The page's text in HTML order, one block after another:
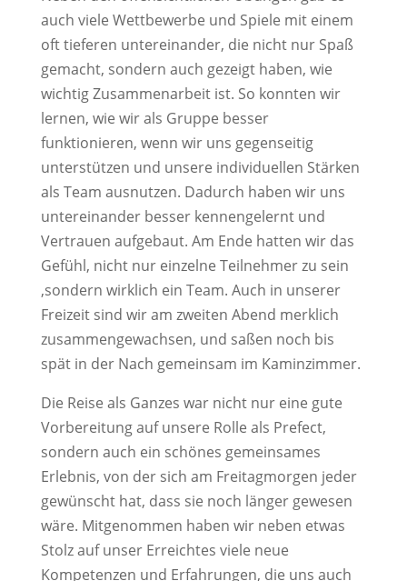
auch viele Wettbewerbe und Spiele mit einem
oft tieferen untereinander, die nicht nur Spaß
gemacht, sondern auch gezeigt haben, wie
wichtig Zusammenarbeit ist. So konnten wir
lernen, wie wir als Gruppe besser
funktionieren, wenn wir uns gegenseitig
unterstützen und unsere individuellen Stärken
als Team ausnutzen. Dadurch haben wir uns
untereinander besser kennengelernt und
Vertrauen aufgebaut. Am Ende hatten wir das
Gefühl, nicht nur einzelne Teilnehmer zu sein
,sondern wirklich ein Team. Auch in unserer
Freizeit sind wir am zweiten Abend merklich
zusammengewachsen, und saßen noch bis
spät in der Nach gemeinsam im Kaminzimmer.
Die Reise als Ganzes war nicht nur eine gute
Vorbereitung auf unsere Rolle als Prefect,
sondern auch ein schönes gemeinsames
Erlebnis, von der sich am Freitagmorgen jeder
gewünscht hat, dass sie noch länger gewesen
wäre. Mitgenommen haben wir neben etwas
Stolz auf unser Erreichtes viele neue
Kompetenzen und Erfahrungen, die uns auch